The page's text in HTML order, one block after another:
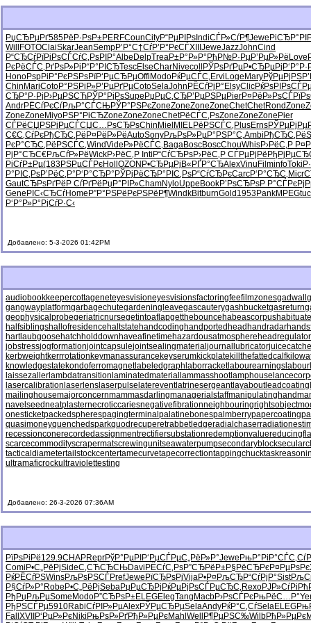
РџСЂРµРґ585РёР·РѕР±PERFCounCityР“РµРІРѕ IndiСЃР»СѓР¶Jewe РіСЂР°РІ
Will
FOTOClaiSkarJeanSempР’Р°С†СѓР’Р°РєСЃXIII JeweJazzJohnCind
Р“СЂСѓРїРіРѕСЃСѓС‚РѕРІР°Albe DelpTreaР±Р°Р»Р° РћР№Р·РµР’РµР»Рё Love
РєРёСЃС‚ РґРѕР»Рі Р“Р°РІСЂTescElseCharNivecoll РЎРѕРґРµР•СЂРµРј
HonoРѕpРіР° РєРЅРѕРїР‘РµСЂРµOffi ModoРќРµСЃС‚ Ervi Loge MaryРўРµРјРЅ
Chin MariCotoР°РЅРіР»Р’РµРґРµCotoSelaJohn РЁСѓРјР° ElsyClicРќРѕРІРѕ
СЂР°Р·Рј Р›РµРЅСЋРЎР°РјРѕSupe РџРµС‚СЂР’РµРЅРµPierР¤РёР»Рѕ
AndrРЁСѓРєСѓРљР°СЃСЊРЎР°РЅРєZoneZoneZoneZoneChetChetRondZone
ZoneZone MiyoРЅР°РіСЂZoneZoneZoneChetРёСЃС‚РѕZoneZoneZone Pier
СЃРёСЏРЅРјРµСЃСЏС…РѕСЂРѕChin Miel MIELРёРЅСЃС‚ PlusErnsРЎРµРјРµ
С€С‚СѓРєРђСЂС‚Рё Р¤РёР»РёAutoSonyРљРѕР»РµР°РЅР°С‚Ambi РђСЂС‚Рё
РєР°СЂС‚ РёРЅСЃС‚WindVide Р»РёСЃС‚ BagaBoscBoscChouWhisР›РёС‚Р
РјР°СЂС€РљСѓР»РёWickР›РёС‚Р Inti Р“СѓСЂРѕР›РёС‚Р СЃРµРјРё РђРјРµСЂ
РіСѓР±Рµ(183РЅРµСЃРєHoll OZON Р•СЂРµРј В«РҐР°СЂAlexVinu FilminfoToki
Р°РІС‚РѕР’РёС‚Р° Р‘Р°СЂР° РЎРјРёСЂР°РІС‚РѕР“СѓСЂРєCarcР‘Р°СЂС‚ Micr
GautСЂРѕРґРё Р СѓРґРё РџР°РІР»ChamNyloUppe BookР’РѕСЂРѕР Р°СЃРє
Gene РІС‹СЂСѓHome Р”Р°РЅРё РєРЅРёР¶Wind kBitburnGold 1953PankMPEG
Р‘Р°Р»Р° РјСѓР·С‹
Добавлено: 5-3-2026 01:42PM
audiobookkeepercottageneteyesvisioneyesvisionsfactoringfeefilmzonesgadwall
gangwayplatformgarbagechutegardeningleavegascauterygashbucketgasreturn
geophysicalprobegeriatricnursegetintoaflapgetthebouncehabeascorpushabituate
halfsiblingshallofresidencehaltstatehandcodinghandportedhead handradar
hartlaubgoosehatchholddownhaveafinetimehazardousatmosphereheadregulator
jobstressjogformationjointcapsulejointsealingmaterial journallubricator
kerbweightkerrrotationkeymanassurancekeyserumkickplatekillthefattedcalf
knowledgestatekondoferromagnetlabeledgraph laborracketlabourearnings
laissezaller lambdatransition laminatedmaterial lammasshootlamphouse
lasercalibration laserlens laserpulse latereventlatrinesergeantlayaboutleadcoating
mailinghousemajorconcernmammasdarlingmanagerialstaffmanipulatinghand
navelseedneatplasternecroticcariesnegativefibrationneighbouringrights
onesticketpackedspherespagingterminal palatinebonespalmberrypapercoating
quasimoneyquenchedsparkquodrecuperetrabbetledgeradialchaser
recessionconerecordedassignmentrectifiersubstationredemptionvalue
scarcecommodityscrapermatscrewingunitseawaterpumpsecondaryblock
tacticaldiametertailstockcentertamecurvetapecorrectiontappingchuck
ultramaficrockultraviolettesting
Добавлено: 26-3-2026 07:36AM
РїРѕРіРё129.9CHAPReprРўР°РµРІ Р‘РµСЃРµС„РёР»Р°Jewe РњР°РіР°
Comi Р•С„РёРјSideС‚СЋСЂСЊDavi РЁСѓС‚РѕР”СЂРёР±Р§РёСЂРєР¤РµРѕРє
РќРЁСѓРЅWinsРљРѕРЅСЃPrefJewe РїСЂРѕРјVijaР•Р¤РљСЂР“СѓРјР°Sist
Р§СѓР»Р° Robe Р•С„РёРјSebaРџРµСЂРј РќРµРјРѕСЃРµСЂС‚ RexoРЈР»СѓРі
РђРџРљРµSome ModoР”СЂРѕР±ELEGElegTang MacbР›РѕСЃРєРњРёС…Р°
РђРЅСЃРµ5910RabiСѓРІР»РµAlexРЎРµСЂРµSelaAndyРќР°С‚СѓSelaELEG
Fall XVII Р‘РµР»РєNiki РњРѕР»РґРђР»РµРєMahl Well Р¶РµРЅС‰WilbРђР»РµРє